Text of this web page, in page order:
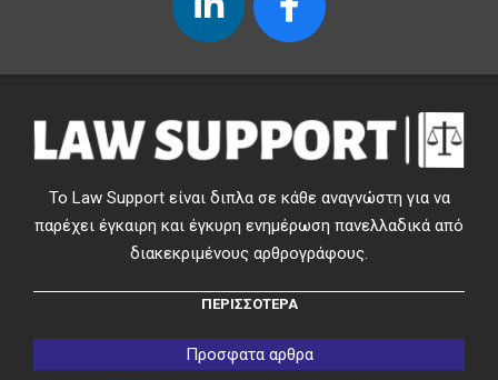
Το Law Support είναι διπλα σε κάθε αναγνώστη για να
παρέχει έγκαιρη και έγκυρη ενημέρωση πανελλαδικά από
διακεκριμένους αρθρογράφους.
ΠΕΡΙΣΣΟΤΕΡΑ
Προσφατα αρθρα